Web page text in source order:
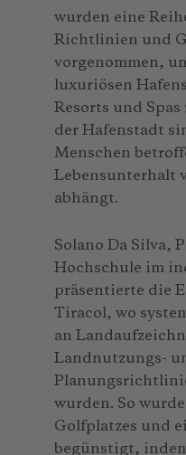
wurden eine
Richtlinien und
vorgenommen,
luxuriösen
Resorts und
der Hafenstadt
Menschen
Lebensunterhalt
abhängt.
Solano Da Silva,
Hochschule im
präsentierte die
Tiracol, wo
an
Landnutzungs-
wurden. So
Golfplatzes und
begünstigt,